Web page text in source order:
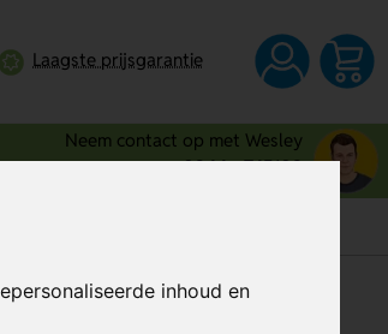
inhoud en
Laagste prijsgarantie
Neem contact op met Wesley
0344 - 745109
stuk (excl. BTW)